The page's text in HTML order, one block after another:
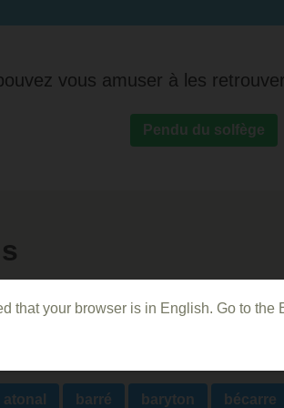
vous amuser à les
Pendu du solfège
accolade accord accord
atonal barré baryton bécarre
that your browser is in English. Go to the